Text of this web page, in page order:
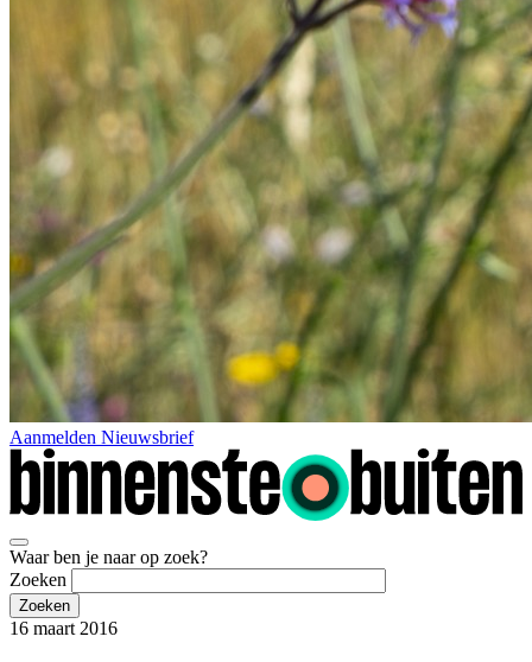
Aanmelden Nieuwsbrief
Waar ben je naar op zoek?
Zoeken
16 maart 2016